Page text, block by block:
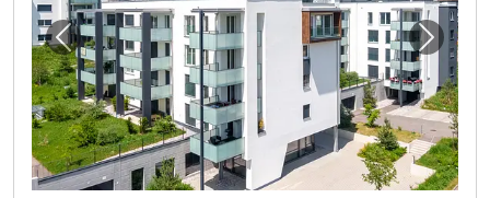
Image précédente pour "Lagerräume zu